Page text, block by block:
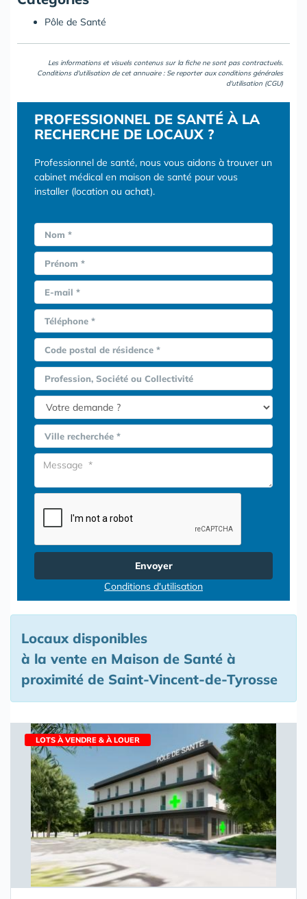
Pôle de Santé
Les informations et visuels contenus sur la fiche ne sont pas contractuels.
Conditions d'utilisation de cet annuaire : Se reporter aux conditions générales
d'utilisation (CGU)
PROFESSIONNEL DE SANTÉ À LA
RECHERCHE DE LOCAUX ?
Professionnel de santé, nous vous aidons à trouver un
cabinet médical en maison de santé pour vous
installer (location ou achat).
Nom *
Prénom *
E-mail *
Téléphone *
Code postal de résidence *
Profession, Société ou Collectivité
Ville recherchée *
Envoyer
Conditions d'utilisation
Locaux disponibles
à la vente en Maison de Santé à
proximité de Saint-Vincent-de-Tyrosse
LOTS À VENDRE & À LOUER